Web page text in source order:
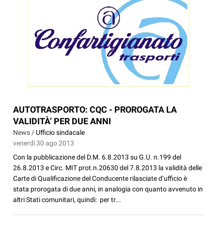
AUTOTRASPORTO: CQC - PROROGATA LA
VALIDITÀ’ PER DUE ANNI
News / Ufficio sindacale
venerdì 30 ago 2013
Con la pubblicazione del D.M. 6.8.2013 su G.U. n.199 del
26.8.2013 e Circ. MIT prot.n.20630 del 7.8.2013 la validità delle
Carte di Qualificazione del Conducente rilasciate d’ufficio è
stata prorogata di due anni, in analogia con quanto avvenuto in
altri Stati comunitari, quindi: per tr...